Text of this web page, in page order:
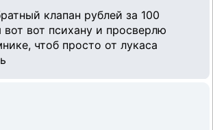
клапан рублей за 100
вот вот психану и просверлю
чтоб просто от лукаса